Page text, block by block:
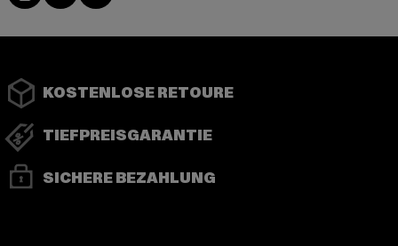
KOSTENLOSE RETOURE
TIEFPREISGARANTIE
SICHERE BEZAHLUNG